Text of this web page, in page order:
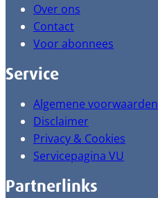
Over ons
Contact
Voor abonnees
Service
Algemene voorwaarden
Disclaimer
Privacy & Cookies
Servicepagina VU
Partnerlinks